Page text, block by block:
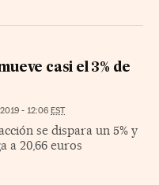
casi el 3% de
- 12:06 EST
se dispara un 5% y
a 20,66 euros